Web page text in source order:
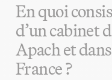
En quoi
d’un cabinet
Apach et
France ?